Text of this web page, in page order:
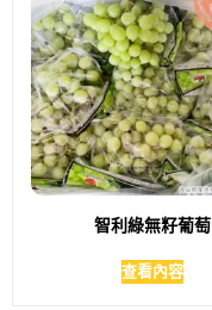
智利綠無籽葡萄
查看內容